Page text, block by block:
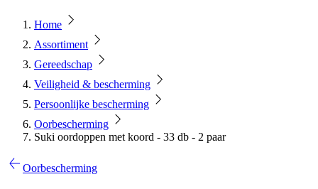
Home
Assortiment
Gereedschap
Veiligheid & bescherming
Persoonlijke bescherming
Oorbescherming
Suki oordoppen met koord - 33 db - 2 paar
Oorbescherming